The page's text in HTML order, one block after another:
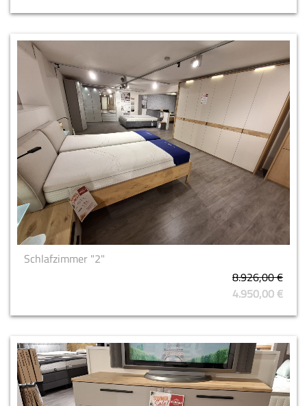
Schlafzimmer "2"
8.926,00 €
4.950,00 €